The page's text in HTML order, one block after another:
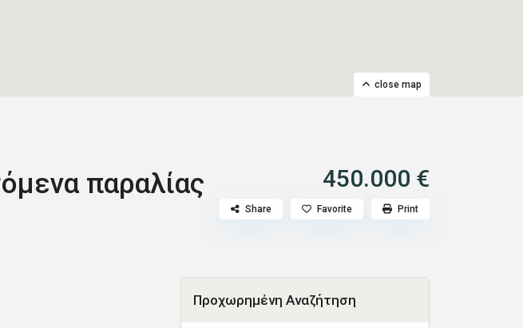
close map
παραλίας
450.000 €
Share Favorite Print
Προχωρημένη Αναζήτηση